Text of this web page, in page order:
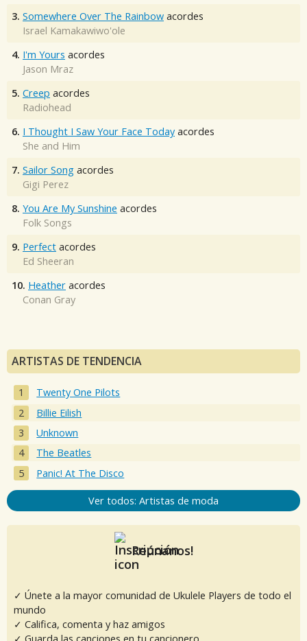
3. Somewhere Over The Rainbow acordes
Israel Kamakawiwo'ole
4. I'm Yours acordes
Jason Mraz
5. Creep acordes
Radiohead
6. I Thought I Saw Your Face Today acordes
She and Him
7. Sailor Song acordes
Gigi Perez
8. You Are My Sunshine acordes
Folk Songs
9. Perfect acordes
Ed Sheeran
10. Heather acordes
Conan Gray
ARTISTAS DE TENDENCIA
Twenty One Pilots
Billie Eilish
Unknown
The Beatles
Panic! At The Disco
Ver todos: Artistas de moda
Reúnanos!
✓ Únete a la mayor comunidad de Ukulele Players de todo el
mundo
✓ Califica, comenta y haz amigos